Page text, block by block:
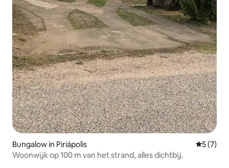
Bungalow in Piriápolis
5 (7)
Woonwijk op 100 m van het strand, alles dichtbij.